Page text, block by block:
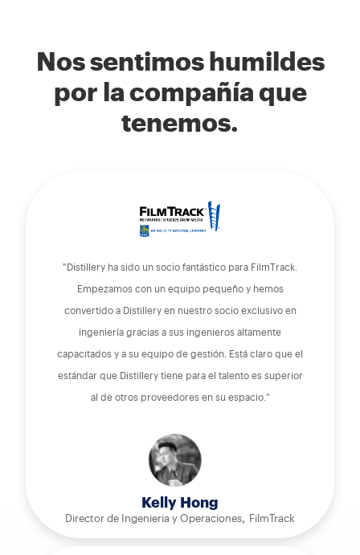
Nos sentimos humildes
por la compañía que
tenemos.
Kelly Hong
Director de Ingenieria y Operaciones, FilmTrack
"Distillery ha sido un socio fantástico para FilmTrack.
Empezamos con un equipo pequeño y hemos
convertido a Distillery en nuestro socio exclusivo en
ingeniería gracias a sus ingenieros altamente
capacitados y a su equipo de gestión. Está claro que el
estándar que Distillery tiene para el talento es superior
al de otros proveedores en su espacio."